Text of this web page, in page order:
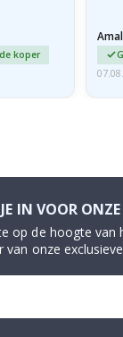
koper
JE IN VOOR
op de hoogte van
van onze